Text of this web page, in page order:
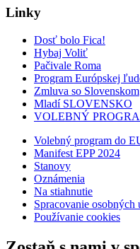
Linky
Dosť bolo Fica!
Hybaj Voliť
Pačivale Roma
Program Európskej
Zmluva so Slovenskom
Mladí SLOVENSKO
VOLEBNÝ
Volebný program do
Manifest EPP 2024
Stanovy
Oznámenia
Na stiahnutie
Spracovanie osobných
Používanie cookies